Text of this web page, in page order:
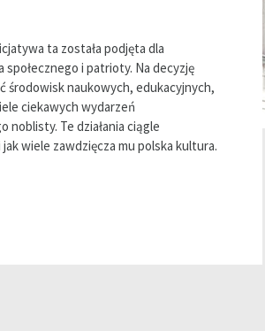
ta została podjęta dla
społecznego i patrioty. Na decyzję
środowisk naukowych, edukacyjnych,
ciekawych wydarzeń
noblisty. Te działania ciągle
wiele zawdzięcza mu polska kultura.